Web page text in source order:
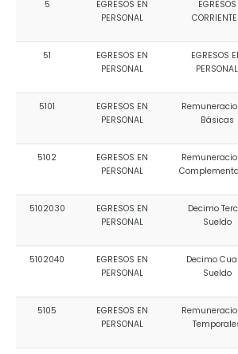
Convocatorias
GESTIÓN ADMINISTRATIVA
Plan Anual Contratación -
Convenios Institucionales
PRESUPUESTO: EJECUCIÓN Y
Cédulas presupuestarias y
Procesos de contratación
Obras y proyectos
5
EGRESOS EN
PERSONAL
EGRESOS
51
EGRESOS EN
PERSONAL
EGRESOS
PERSONAL
5101
EGRESOS EN
PERSONAL
Básicas
5102
EGRESOS EN
PERSONAL
5102030
EGRESOS EN
PERSONAL
Decimo
Sueldo
5102040
EGRESOS EN
PERSONAL
Decimo
Sueldo
5105
EGRESOS EN
PERSONAL